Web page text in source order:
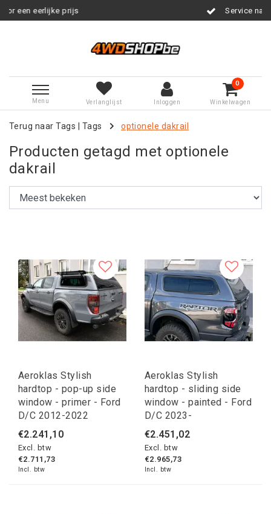
Service na verkoop
Menu Verlanglijst Inloggen
0
Winkelwagen
Terug naar Tags Tags optionele dakrail
Producten getagd met optionele
dakrail
Aeroklas Stylish
hardtop - pop-up side
window - primer - Ford
D/C 2012-2022
€2.241,10
Excl. btw
€2.711,73
Incl. btw
Aeroklas Stylish
hardtop - sliding side
window - painted - Ford
D/C 2023-
€2.451,02
Excl. btw
€2.965,73
Incl. btw